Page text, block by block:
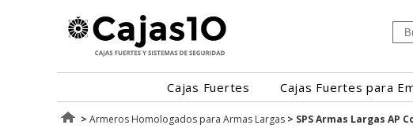
Cajas Fuertes Cajas Fuertes para
> Armeros Homologados para Armas Largas > SPS Armas Largas AP